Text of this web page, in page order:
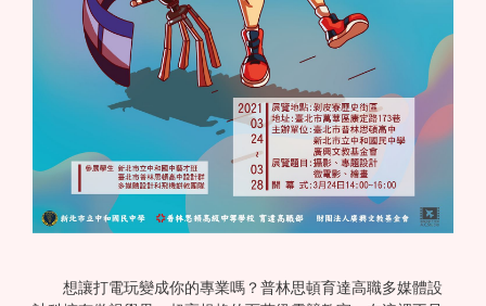
想讓打電玩變成你的專業嗎？普林思頓育達高職多媒體設